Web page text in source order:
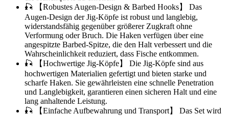
🎣 【Robustes Augen-Design & Barbed Hooks】 Das
Augen-Design der Jig-Köpfe ist robust und langlebig,
widerstandsfähig gegenüber größerer Zugkraft ohne
Verformung oder Bruch. Die Haken verfügen über eine
angespitzte Barbed-Spitze, die den Halt verbessert und die
Wahrscheinlichkeit reduziert, dass Fische entkommen.
🎣 【Hochwertige Jig-Köpfe】 Die Jig-Köpfe sind aus
hochwertigen Materialien gefertigt und bieten starke und
scharfe Haken. Sie gewährleisten eine schnelle Penetration
und Langlebigkeit, garantieren einen sicheren Halt und eine
lang anhaltende Leistung.
🎣 【Einfache Aufbewahrung und Transport】 Das Set wird